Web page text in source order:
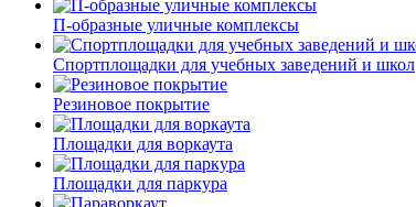
П-образные уличные комплексы
Спортплощадки для учебных заведений и школ
Резиновое покрытие
Площадки для воркаута
Площадки для паркура